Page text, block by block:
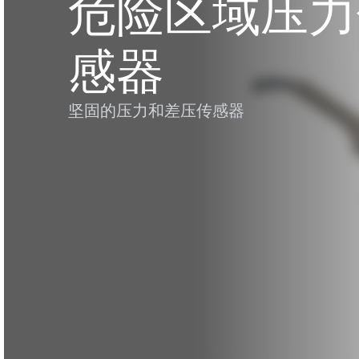
感器
坚固的压力和差压传感器